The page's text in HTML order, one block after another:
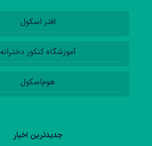
افتر اسکول
آموزشگاه کنکور دخترانه
هوم‌اسکول
جدیدترین اخبار